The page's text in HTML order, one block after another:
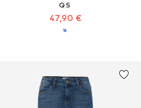
QS
47,90 €